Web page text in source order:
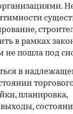
в рамках
не пошла под
в
планировка,